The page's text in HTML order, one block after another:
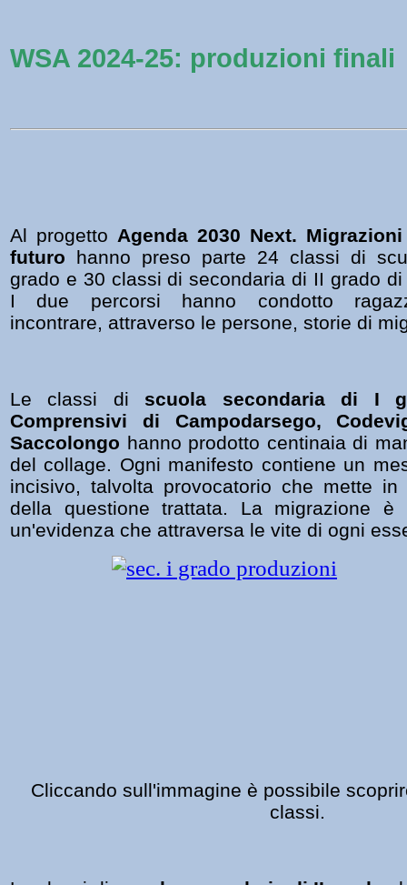
WSA 2024-25: produzioni finali
Al progetto Agenda 2030 Next.
futuro hanno preso parte 24 classi di
grado e 30 classi di secondaria di II grado
I due percorsi hanno condotto
incontrare, attraverso le persone, storie di
Le classi di
scuola secondaria di I
Comprensivi di Campodarsego,
Saccolongo hanno prodotto centinaia di
del collage. Ogni manifesto contiene un
incisivo, talvolta provocatorio che mette
della questione trattata. La migrazione
un'evidenza che attraversa le vite di ogni
Cliccando sull'immagine è possibile
classi.